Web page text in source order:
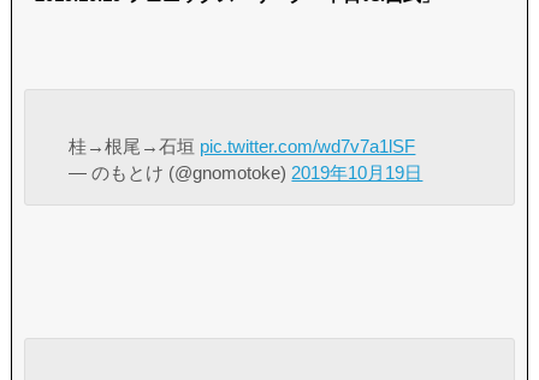
桂→根尾→石垣 pic.twitter.com/wd7v7a1lSF
— のもとけ (@gnomotoke)2019年10月19日